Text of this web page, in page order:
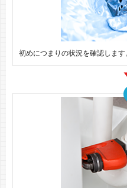
初めにつまりの状況を確認します